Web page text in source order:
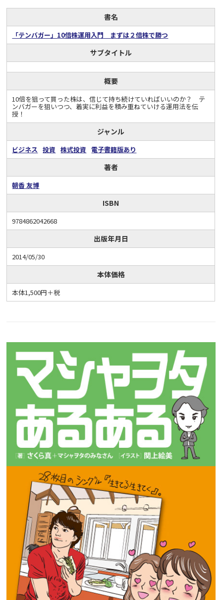
書名
「テンバガー」10倍株運用入門 まずは２倍株で勝つ
サブタイトル
概要
10倍を狙って買った株は、信じて持ち続けていればいいのか？ テ
ンバガーを狙いつつ、着実に利益を積み重ねていける運用法を伝
授！
ジャンル
ビジネス 投資 株式投資 電子書籍版あり
著者
朝香 友博
ISBN
9784862042668
出版年月日
2014/05/30
本体価格
本体1,500円＋税